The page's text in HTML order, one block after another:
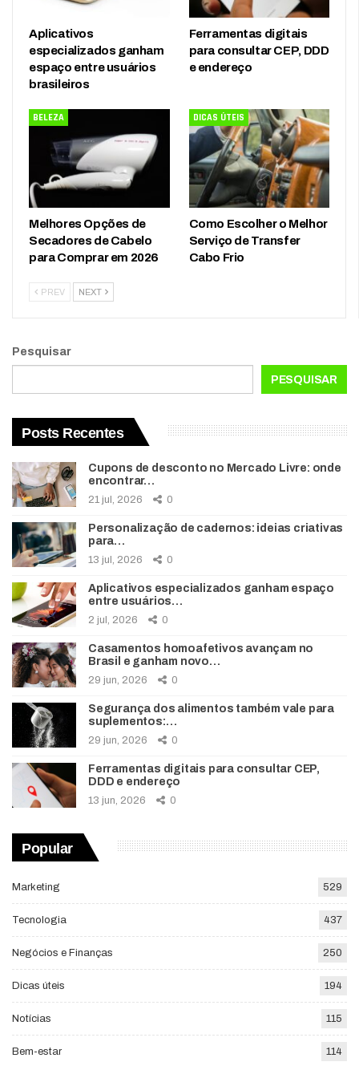
Aplicativos
especializados ganham
espaço entre usuários
brasileiros
Ferramentas digitais
para consultar CEP, DDD
e endereço
BELEZA
Melhores Opções de
Secadores de Cabelo
para Comprar em 2026
DICAS ÚTEIS
Como Escolher o Melhor
Serviço de Transfer
Cabo Frio
PREV NEXT
Pesquisar
PESQUISAR
Posts Recentes
Cupons de desconto no Mercado Livre: onde
encontrar…
21 jul, 2026 0
Personalização de cadernos: ideias criativas
para…
13 jul, 2026 0
Aplicativos especializados ganham espaço
entre usuários…
2 jul, 2026 0
Casamentos homoafetivos avançam no
Brasil e ganham novo…
29 jun, 2026 0
Segurança dos alimentos também vale para
suplementos:…
29 jun, 2026 0
Ferramentas digitais para consultar CEP,
DDD e endereço
13 jun, 2026 0
Popular
Marketing 529
Tecnologia 437
Negócios e Finanças 250
Dicas úteis 194
Notícias 115
Bem-estar 114